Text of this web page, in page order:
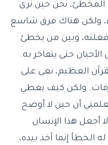
المخطئ، نحن حين نرى
ولكن هناك فرق شاسع
وبين من يخطئ
حتى يتفاخر به.
العظيم، نعى على
ولكن كيف يعطي
أن حين لا أوضح
أجعل هذا الإنسان
الخطأ إنما آخذ بيده،